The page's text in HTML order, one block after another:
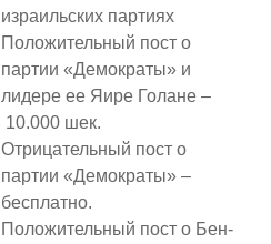
израильских партиях
Положительный пост о
партии «Демократы» и
лидере ее Яире Голане –
10.000 шек.
Отрицательный пост о
партии «Демократы» –
бесплатно.
Положительный пост о Бен-